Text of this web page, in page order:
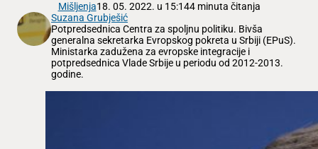
Mišljenja18. 05. 2022. u 15:144 minuta čitanja
Suzana Grubješić
Potpredsednica Centra za spoljnu politiku. Bivša
generalna sekretarka Evropskog pokreta u Srbiji (EPuS).
Ministarka zadužena za evropske integracije i
potpredsednica Vlade Srbije u periodu od 2012-2013.
godine.